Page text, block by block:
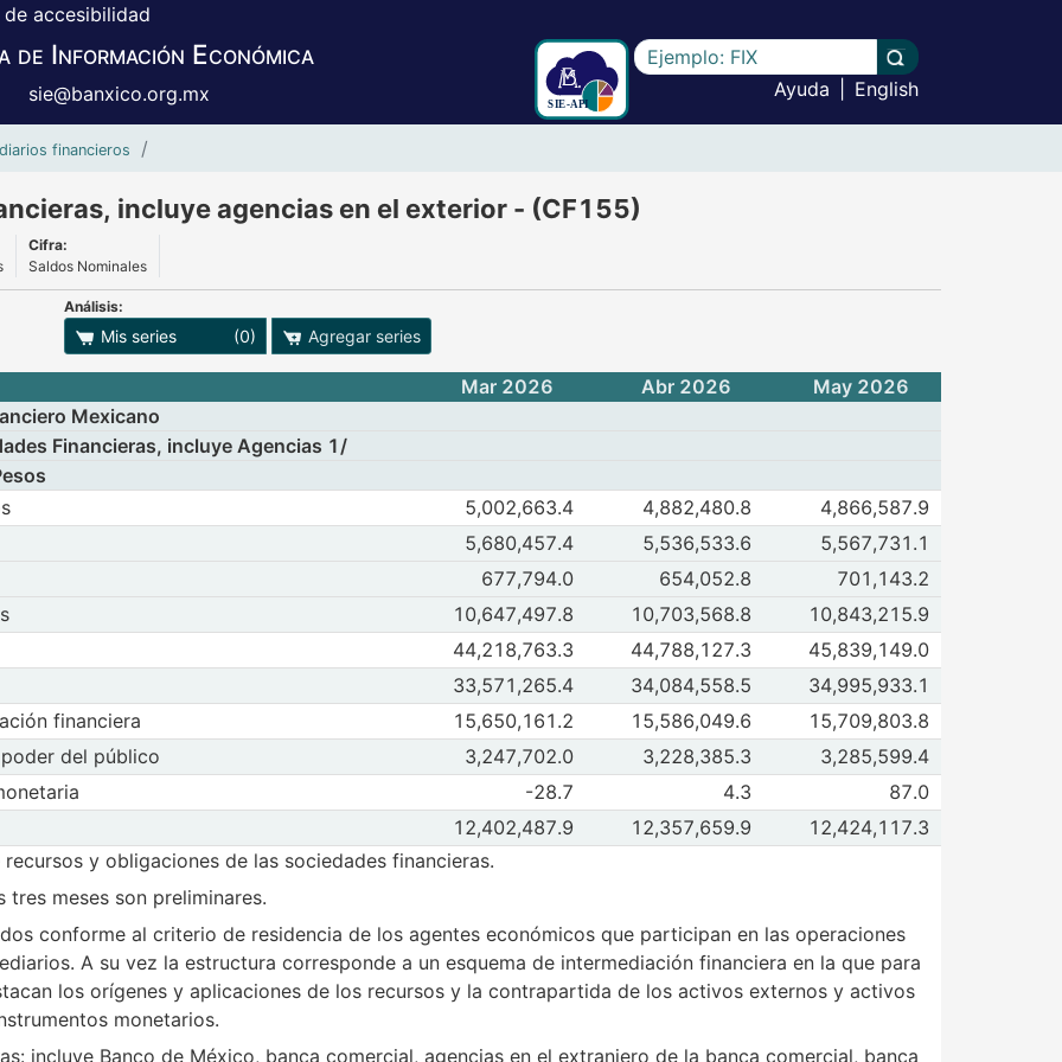
accesibilidad
de Información Económica
sie@banxico.org.mx
Escriba el texto a buscar
Llevar a cabo la
Ayuda
English
financieros
incluye agencias en el exterior - (CF155)
Cifra:
Saldos Nominales
para exportar series
Análisis:
Mis series (0) Agregar series
Mar 2026 Abr 2026
May 2026
Mexicano
Financieras, incluye Agencias 1/
Activos externos netos
externos netos
Observaciones de I. Activos externos netos
Mar 2026Abr 2026 May 2026
5,002,663.4 4,882,480.8 4,866,587.9
Observaciones de Recursos
Mar 2026Abr 2026 May 2026
5,680,457.4 5,536,533.6 5,567,731.1
Observaciones de Obligaciones
Mar 2026Abr 2026 May 2026
677,794.0 654,052.8 701,143.2
Activos internos netos
internos netos
Observaciones de II. Activos internos netos
Mar 2026Abr 2026 May 2026
10,647,497.8 10,703,568.8 10,843,215.9
Observaciones de Recursos
Mar 2026Abr 2026 May 2026
44,218,763.3 44,788,127.3 45,839,149.0
Observaciones de Obligaciones
Mar 2026Abr 2026 May 2026
33,571,265.4 34,084,558.5 34,995,933.1
de captación financiera
financiera
III Instrumentos de captación financiera
de captación financiera
financiera Observaciones de III Instrumentos de captación financiera
Mar 2026Abr 2026 May 2026
15,650,161.2 15,586,049.6 15,709,803.8
monedas en poder del público
poder del público
Billetes y monedas en poder del público
del público Observaciones de Billetes y monedas en poder del público
Mar 2026Abr 2026 May 2026
3,247,702.0 3,228,385.3 3,285,599.4
monetaria
Bonos de regulación monetaria Observaciones de Bonos de regulación monetaria
Abr 2026
-28.7 4.3 87.0
Observaciones de Captación
Mar 2026Abr 2026 May 2026
12,402,487.9 12,357,659.9
12,424,117.3
recursos y obligaciones de las sociedades financieras.
meses son preliminares.
conforme al criterio de residencia de los agentes económicos que participan en las operaciones
A su vez la estructura corresponde a un esquema de intermediación financiera en la que para
los orígenes y aplicaciones de los recursos y la contrapartida de los activos externos y activos
monetarios.
incluye Banco de México, banca comercial, agencias en el extranjero de la banca comercial, banca